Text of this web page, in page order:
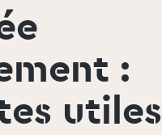
:
utiles